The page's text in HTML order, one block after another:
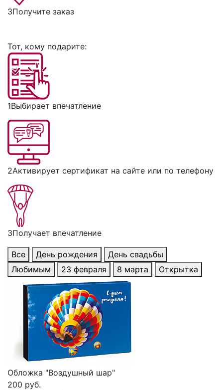
3Получите заказ
Тот, кому подарите:
1Выбирает впечатление
2Активирует сертификат на сайте или по телефону
3Получает впечатление
Все День рождения
День свадьбы
Любимым
23 февраля 8 марта Открытка
Обложка "Воздушный шар"
200 руб.